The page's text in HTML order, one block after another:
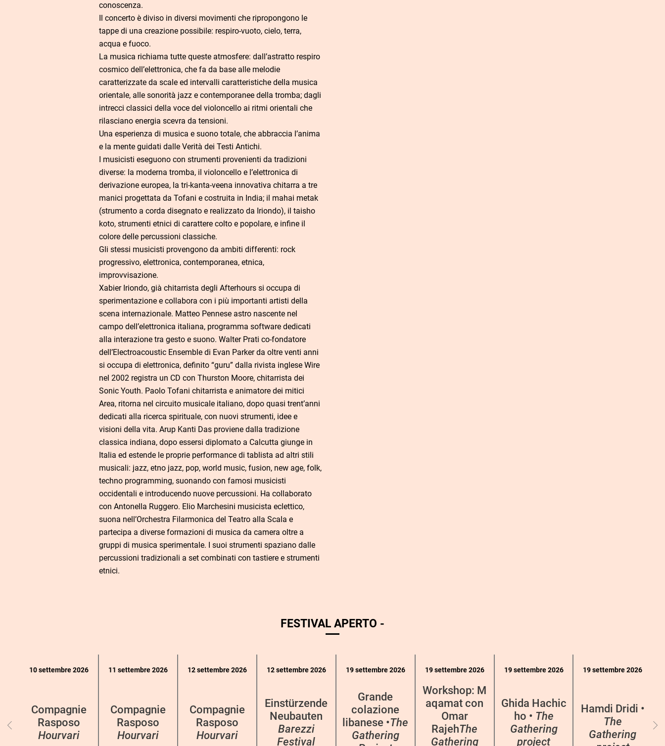
conoscenza.
Il concerto è diviso in diversi movimenti che ripropongono le
tappe di una creazione possibile: respiro-vuoto, cielo, terra,
acqua e fuoco.
La musica richiama tutte queste atmosfere: dall’astratto respiro
cosmico dell’elettronica, che fa da base alle melodie
caratterizzate da scale ed intervalli caratteristiche della musica
orientale, alle sonorità jazz e contemporanee della tromba; dagli
intrecci classici della voce del violoncello ai ritmi orientali che
rilasciano energia scevra da tensioni.
Una esperienza di musica e suono totale, che abbraccia l’anima
e la mente guidati dalle Verità dei Testi Antichi.
I musicisti eseguono con strumenti provenienti da tradizioni
diverse: la moderna tromba, il violoncello e l’elettronica di
derivazione europea, la tri-kanta-veena innovativa chitarra a tre
manici progettata da Tofani e costruita in India; il mahai metak
(strumento a corda disegnato e realizzato da Iriondo), il taisho
koto, strumenti etnici di carattere colto e popolare, e infine il
colore delle percussioni classiche.
Gli stessi musicisti provengono da ambiti differenti: rock
progressivo, elettronica, contemporanea, etnica,
improvvisazione.
Xabier Iriondo, già chitarrista degli Afterhours si occupa di
sperimentazione e collabora con i più importanti artisti della
scena internazionale. Matteo Pennese astro nascente nel
campo dell’elettronica italiana, programma software dedicati
alla interazione tra gesto e suono. Walter Prati co-fondatore
dell’Electroacoustic Ensemble di Evan Parker da oltre venti anni
si occupa di elettronica, definito “guru” dalla rivista inglese Wire
nel 2002 registra un CD con Thurston Moore, chitarrista dei
Sonic Youth. Paolo Tofani chitarrista e animatore dei mitici
Area, ritorna nel circuito musicale italiano, dopo quasi trent’anni
dedicati alla ricerca spirituale, con nuovi strumenti, idee e
visioni della vita. Arup Kanti Das proviene dalla tradizione
classica indiana, dopo essersi diplomato a Calcutta giunge in
Italia ed estende le proprie performance di tablista ad altri stili
musicali: jazz, etno jazz, pop, world music, fusion, new age, folk,
techno programming, suonando con famosi musicisti
occidentali e introducendo nuove percussioni. Ha collaborato
con Antonella Ruggero. Elio Marchesini musicista eclettico,
suona nell’Orchestra Filarmonica del Teatro alla Scala e
partecipa a diverse formazioni di musica da camera oltre a
gruppi di musica sperimentale. I suoi strumenti spaziano dalle
percussioni tradizionali a set combinati con tastiere e strumenti
etnici.
FESTIVAL APERTO -
eventi
10 settembre 2026
Compagnie
Rasposo
Hourvari
11 settembre 2026
Compagnie
Rasposo
Hourvari
12 settembre 2026
Compagnie
Rasposo
Hourvari
12 settembre 2026
Einstürzende
Neubauten
Barezzi
Festival
19 settembre 2026
Grande
colazione
libanese •The
Gathering
19 settembre 2026
Workshop: M
aqamat con
Omar
RajehThe
Gathering
19 settembre 2026
Ghida Hachic
ho • The
Gathering
project
19 settembre 2026
Hamdi Dridi •
The
Gathering